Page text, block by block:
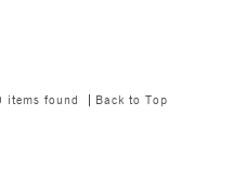
items found Back to Top